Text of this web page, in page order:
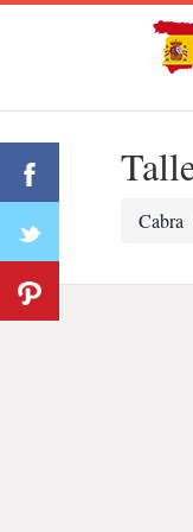
Cabra